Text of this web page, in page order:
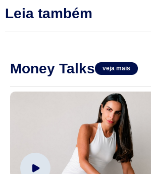
Leia também
Money Talks veja mais